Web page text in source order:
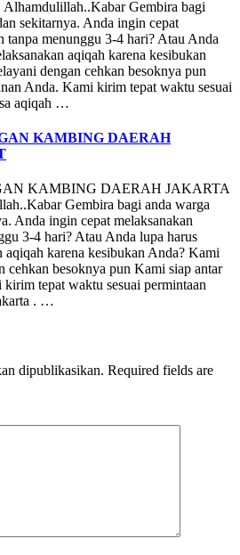
Gembira bagi
sekitarnya. Anda ingin cepat
tanpa menunggu 3-4 hari? Atau Anda
aqiqah karena kesibukan
dengan cehkan besoknya pun
Anda. Kami kirim tepat waktu sesuai
aqiqah …
KAMBING DAERAH
KAMBING DAERAH JAKARTA
Gembira bagi anda warga
Anda ingin cepat melaksanakan
3-4 hari? Atau Anda lupa harus
aqiqah karena kesibukan Anda? Kami
cehkan besoknya pun Kami siap antar
tepat waktu sesuai permintaan
. …
dipublikasikan. Required fields are